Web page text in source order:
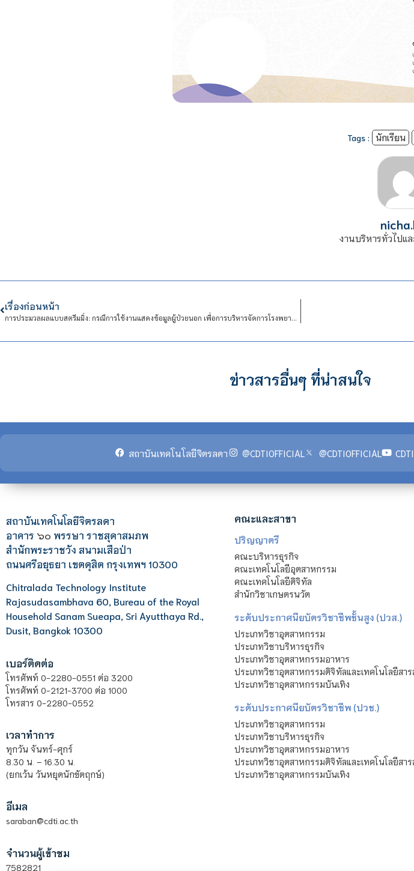
Tags : นักเรียน
งานบริหารทั่วไปแ
เรื่องก่อนหน้า
การประมวลผลแบบสตรีมมิ่ง: กรณีการใช้งานแสดงข้อมูลผู้ป่วยนอก เพื่อการบริหารจัดการโรงพยาบาล
ข่าวสารอื่นๆ ที่น่าสนใจ
สถาบันเทคโนโลยีจิตรลดา @CDTIOFFICIAL @CDTIOFFICIAL
สถาบันเทคโนโลยีจิตรลดา
อาคาร ๖๐ พรรษา ราชสุดาสมภพ
สำนักพระราชวัง สนามเสือป่า
ถนนศรีอยุธยา เขตดุสิต กรุงเทพฯ 10300
Chitralada Technology Institute
Rajasudasambhava 60, Bureau of the Royal
Household Sanam Sueapa, Sri Ayutthaya Rd.,
Dusit, Bangkok 10300
เบอร์ติดต่อ
โทรศัพท์ 0-2280-0551 ต่อ 3200
โทรศัพท์ 0-2121-3700 ต่อ 1000
โทรสาร 0-2280-0552
เวลาทำการ
ทุกวัน จันทร์-ศุกร์
8.30 น. – 16.30 น.
(ยกเว้น วันหยุดนักขัตฤกษ์)
อีเมล
saraban@cdti.ac.th
จำนวนผู้เข้าชม
7582821
คณะและสาขา
ปริญญาตรี
คณะบริหารธุรกิจ
คณะเทคโนโลยีอุตสาหกรรม
คณะเทคโนโลยีดิจิทัล
สำนักวิชาเกษตรนวัต
ระดับประกาศนียบัตรวิชาชีพชั้นสูง (ปวส.)
ประเภทวิชาอุตสาหกรรม
ประเภทวิชาบริหารธุรกิจ
ประเภทวิชาอุตสาหกรรมอาหาร
ประเภทวิชาอุตสาหกรรมดิจิทัลและเทคโนโลยีสา
ประเภทวิชาอุตสาหกรรมบันเทิง
ระดับประกาศนียบัตรวิชาชีพ (ปวช.)
ประเภทวิชาอุตสาหกรรม
ประเภทวิชาบริหารธุรกิจ
ประเภทวิชาอุตสาหกรรมอาหาร
ประเภทวิชาอุตสาหกรรมดิจิทัลและเทคโนโลยีสา
ประเภทวิชาอุตสาหกรรมบันเทิง